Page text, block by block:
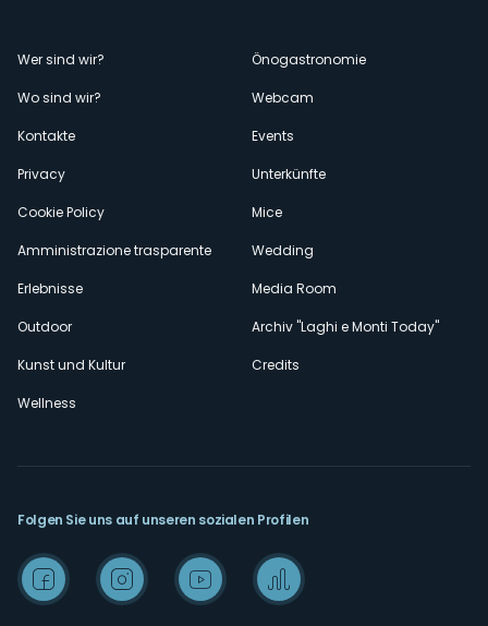
Menù
secondario
Wer sind wir?
Wo sind wir?
Kontakte
Privacy
Cookie Policy
Amministrazione trasparente
Erlebnisse
Outdoor
Kunst und Kultur
Wellness
Önogastronomie
Webcam
Events
Unterkünfte
Mice
Wedding
Media Room
Archiv "Laghi e Monti Today"
Credits
Folgen Sie uns auf unseren sozialen Profilen